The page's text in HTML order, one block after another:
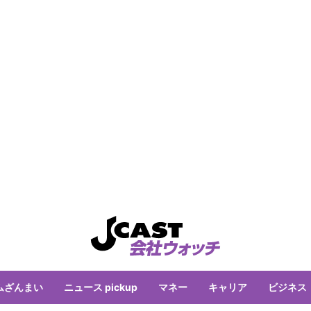
ざんまい ニュース pickup マネー キャリア ビジネス